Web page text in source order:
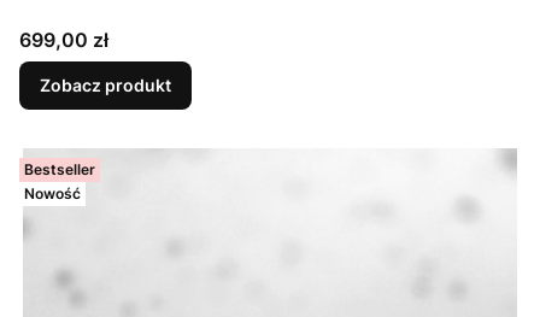
Cena
699,00 zł
Zobacz produkt
Bestseller
Nowość